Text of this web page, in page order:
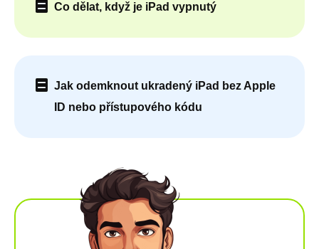
Co dělat, když je iPad vypnutý
Jak odemknout ukradený iPad bez Apple
ID nebo přístupového kódu